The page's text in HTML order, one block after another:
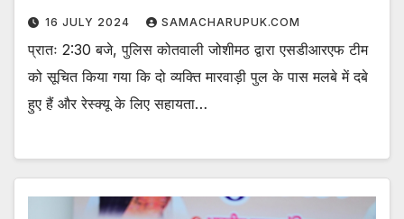
16 JULY 2024 SAMACHARUPUK.COM
प्रातः 2:30 बजे, पुलिस कोतवाली जोशीमठ द्वारा एसडीआरएफ टीम
को सूचित किया गया कि दो व्यक्ति मारवाड़ी पुल के पास मलबे में दबे
हुए हैं और रेस्क्यू के लिए सहायता…